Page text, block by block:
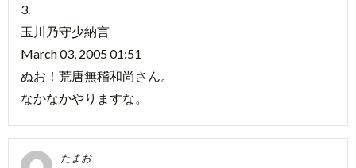
3.
玉川乃守少納言
March 03, 2005 01:51
ぬお！荒唐無稽和尚さん。
なかなかやりますな。
たまお